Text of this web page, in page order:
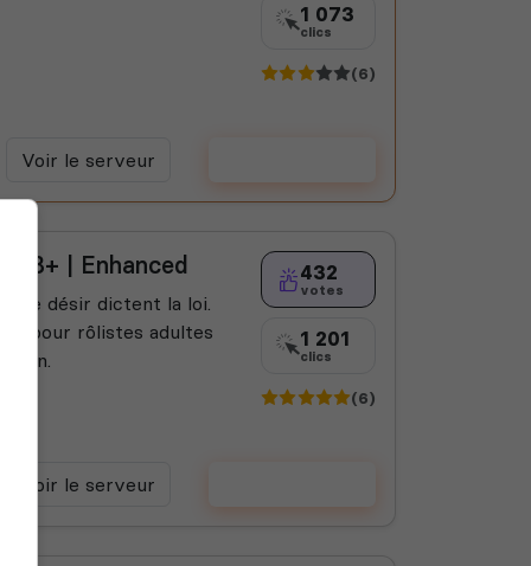
1 073
clics
(6)
Voir le serveur
18+ | Enhanced
le désir dictent la loi.
pour rôlistes adultes
432
votes
1 201
clics
(6)
Voir le serveur